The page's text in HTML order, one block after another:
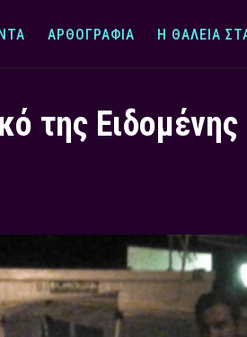
ΑΡΘΟΓΡΑΦΊΑ Η ΘΆΛΕΙΑ
της Ειδομένης